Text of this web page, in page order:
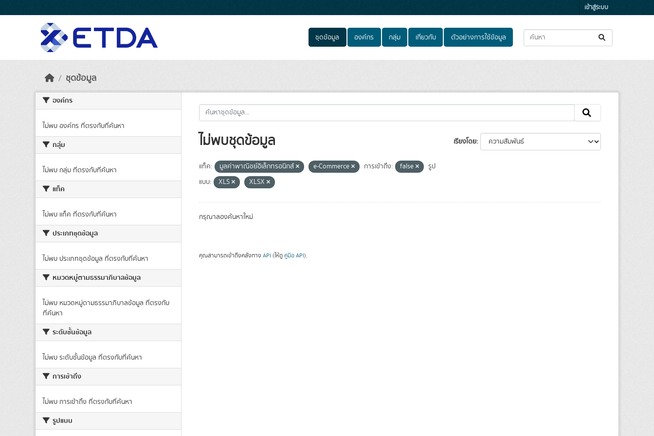
เข้าสู่ระบบ
ชุดข้อมูล องค์กร กลุ่ม เกี่ยวกับ ตัวอย่างการใช้ข้อมูล
ชุดข้อมูล
องค์กร
ไม่พบ องค์กร ที่ตรงกับที่ค้นหา
กลุ่ม
ไม่พบ กลุ่ม ที่ตรงกับที่ค้นหา
แท็ค
ไม่พบ แท็ค ที่ตรงกับที่ค้นหา
ประเภทชุดข้อมูล
ไม่พบ ประเภทชุดข้อมูล ที่ตรงกับที่ค้นหา
หมวดหมู่ตามธรรมาภิบาลข้อมูล
ไม่พบ หมวดหมู่ตามธรรมาภิบาลข้อมูล ที่ตรงกับ
ที่ค้นหา
ระดับชั้นข้อมูล
ไม่พบ ระดับชั้นข้อมูล ที่ตรงกับที่ค้นหา
การเข้าถึง
ไม่พบ การเข้าถึง ที่ตรงกับที่ค้นหา
รูปแบบ
เรียงโดย
ไม่พบชุดข้อมูล
แท็ค: มูลค่าพาณิชย์อิเล็กทรอนิกส์ e-Commerce การเข้าถึง: false
รูป
แบบ:
XLS XLSX
กรุณาลองค้นหาใหม่
คุณสามารถเข้าถึงคลังทาง API (ให้ดู คู่มือ API).